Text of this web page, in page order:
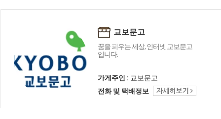
교보문고
꿈을 피우는 세상, 인터넷 교보문고
입니다.
가게주인 : 교보문고
전화 및 택배정보